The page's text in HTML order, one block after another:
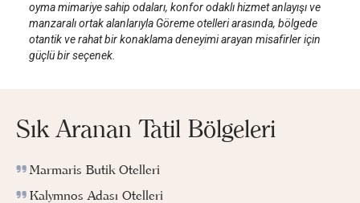
oyma mimariye sahip odaları, konfor odaklı hizmet anlayışı ve
manzaralı ortak alanlarıyla Göreme otelleri arasında, bölgede
otantik ve rahat bir konaklama deneyimi arayan misafirler için
güçlü bir seçenek.
Sık Aranan Tatil Bölgeleri
Marmaris Butik Otelleri
Kalymnos Adası Otelleri